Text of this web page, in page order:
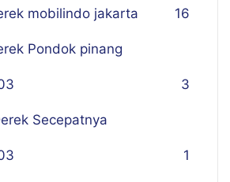
mobilindo jakarta 16
Pondok pinang
3
Secepatnya
1